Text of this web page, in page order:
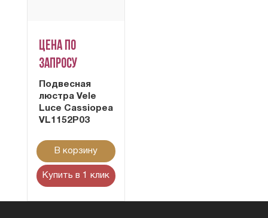
Цена по
запросу
Подвесная
люстра Vele
Luce Cassiopea
VL1152P03
В корзину
Купить в 1 клик